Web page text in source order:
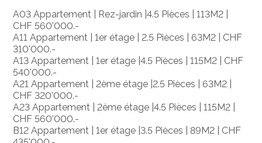
A03 Appartement | Rez-jardin |4.5 Pièces | 113M2 |
CHF 560'000.-
A11 Appartement | 1er étage | 2.5 Pièces | 63M2 | CHF
310'000.-
A13 Appartement | 1er étage |4.5 Pièces | 115M2 | CHF
540'000.-
A21 Appartement | 2ème étage |2.5 Pièces | 63M2 |
CHF 320'000.-
A23 Appartement | 2ème étage |4.5 Pièces | 115M2 |
CHF 560'000.-
B12 Appartement | 1er étage |3.5 Pièces | 89M2 | CHF